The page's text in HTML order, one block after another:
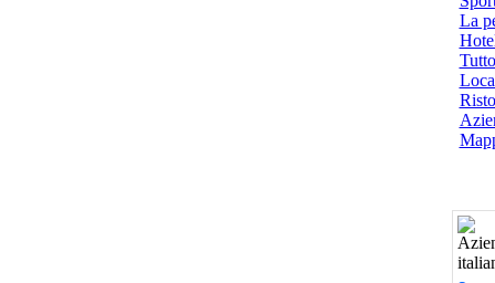
La